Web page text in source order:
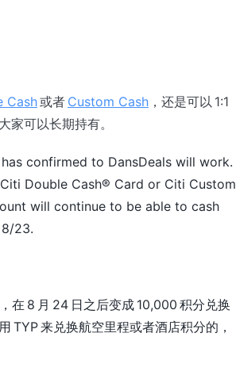
Cash或者 Custom Cash ，还是可以 1:1
家可以长期持有。
confirmed to DansDeals will work.
Double Cash® Card or Citi Custom
will continue to be able to cash
23.
在 8 月 24 日之后变成 10,000 积分兑换
TYP 来兑换航空里程或者酒店积分的，